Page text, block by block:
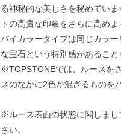
る神秘的な美しさを秘めてい
トの高貴な印象をさらに高めま
バイカラータイプは同じカラ
な宝石という特別感があること
※TOPSTONEでは、ルースを
スのなかに2色が混ざるものを
※ルース表面の状態に関しま
さい。